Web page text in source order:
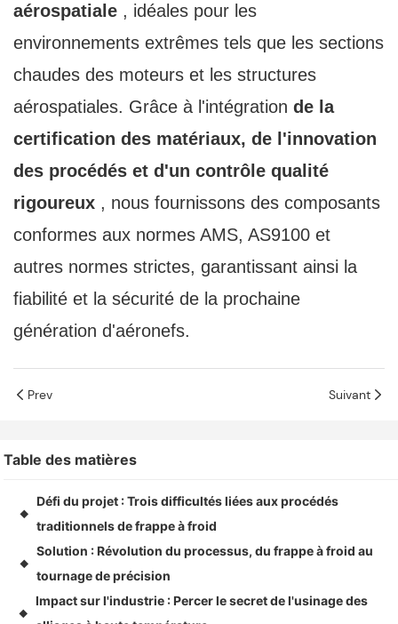
aérospatiale , idéales pour les
environnements extrêmes tels que les sections
chaudes des moteurs et les structures
aérospatiales. Grâce à l'intégration de la
certification des matériaux, de l'innovation
des procédés et d'un contrôle qualité
rigoureux , nous fournissons des composants
conformes aux normes AMS, AS9100 et
autres normes strictes, garantissant ainsi la
fiabilité et la sécurité de la prochaine
génération d'aéronefs.
Prev Suivant
Table des matières
◆
Défi du projet : Trois difficultés liées aux procédés
traditionnels de frappe à froid
◆
Solution : Révolution du processus, du frappe à froid au
tournage de précision
◆
Impact sur l'industrie : Percer le secret de l'usinage des